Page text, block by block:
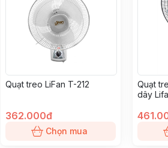
Quạt treo LiFan T-212
362.000đ
Chọn mua
Quạt
dây